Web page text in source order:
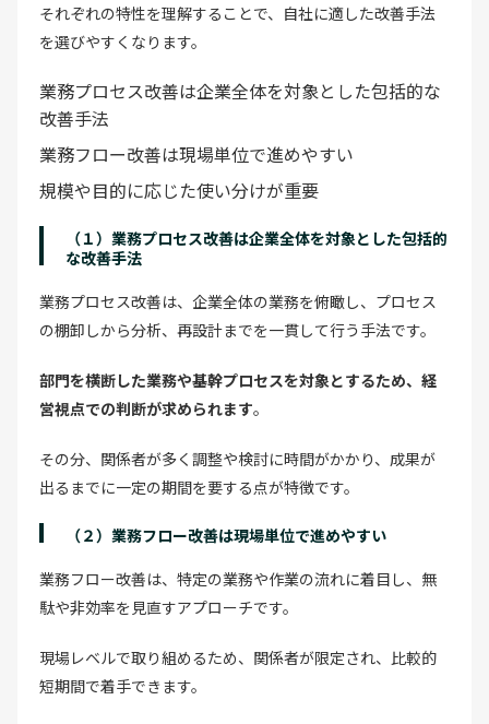
それぞれの特性を理解することで、自社に適した改善手法
を選びやすくなります。
業務プロセス改善は企業全体を対象とした包括的な
改善手法
業務フロー改善は現場単位で進めやすい
規模や目的に応じた使い分けが重要
（１）業務プロセス改善は企業全体を対象とした包括的
な改善手法
業務プロセス改善は、企業全体の業務を俯瞰し、プロセス
の棚卸しから分析、再設計までを一貫して行う手法です。
部門を横断した業務や基幹プロセスを対象とするため、経
営視点での判断が求められます。
その分、関係者が多く調整や検討に時間がかかり、成果が
出るまでに一定の期間を要する点が特徴です。
（２）業務フロー改善は現場単位で進めやすい
業務フロー改善は、特定の業務や作業の流れに着目し、無
駄や非効率を見直すアプローチです。
現場レベルで取り組めるため、関係者が限定され、比較的
短期間で着手できます。